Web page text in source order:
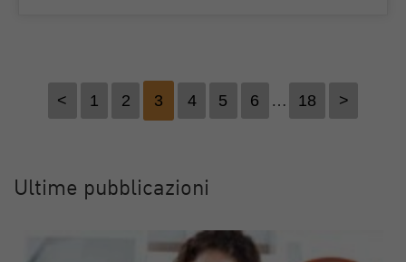
< 1 2 3 4 5 6 … 18 >
Ultime pubblicazioni